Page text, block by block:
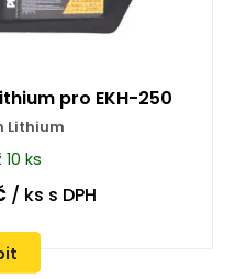
pro EKH-250
Lithium
ks
/ ks s DPH